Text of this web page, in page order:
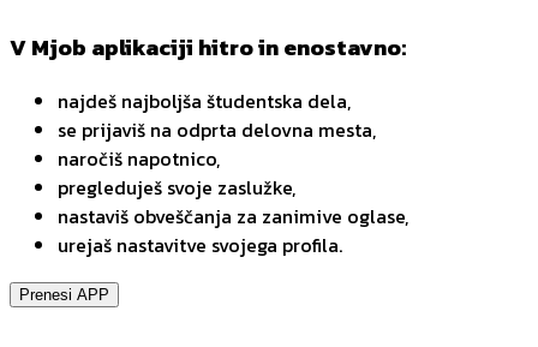
V Mjob aplikaciji hitro in enostavno:
najdeš najboljša študentska dela,
se prijaviš na odprta delovna mesta,
naročiš napotnico,
pregleduješ svoje zaslužke,
nastaviš obveščanja za zanimive oglase,
urejaš nastavitve svojega profila.
Prenesi APP